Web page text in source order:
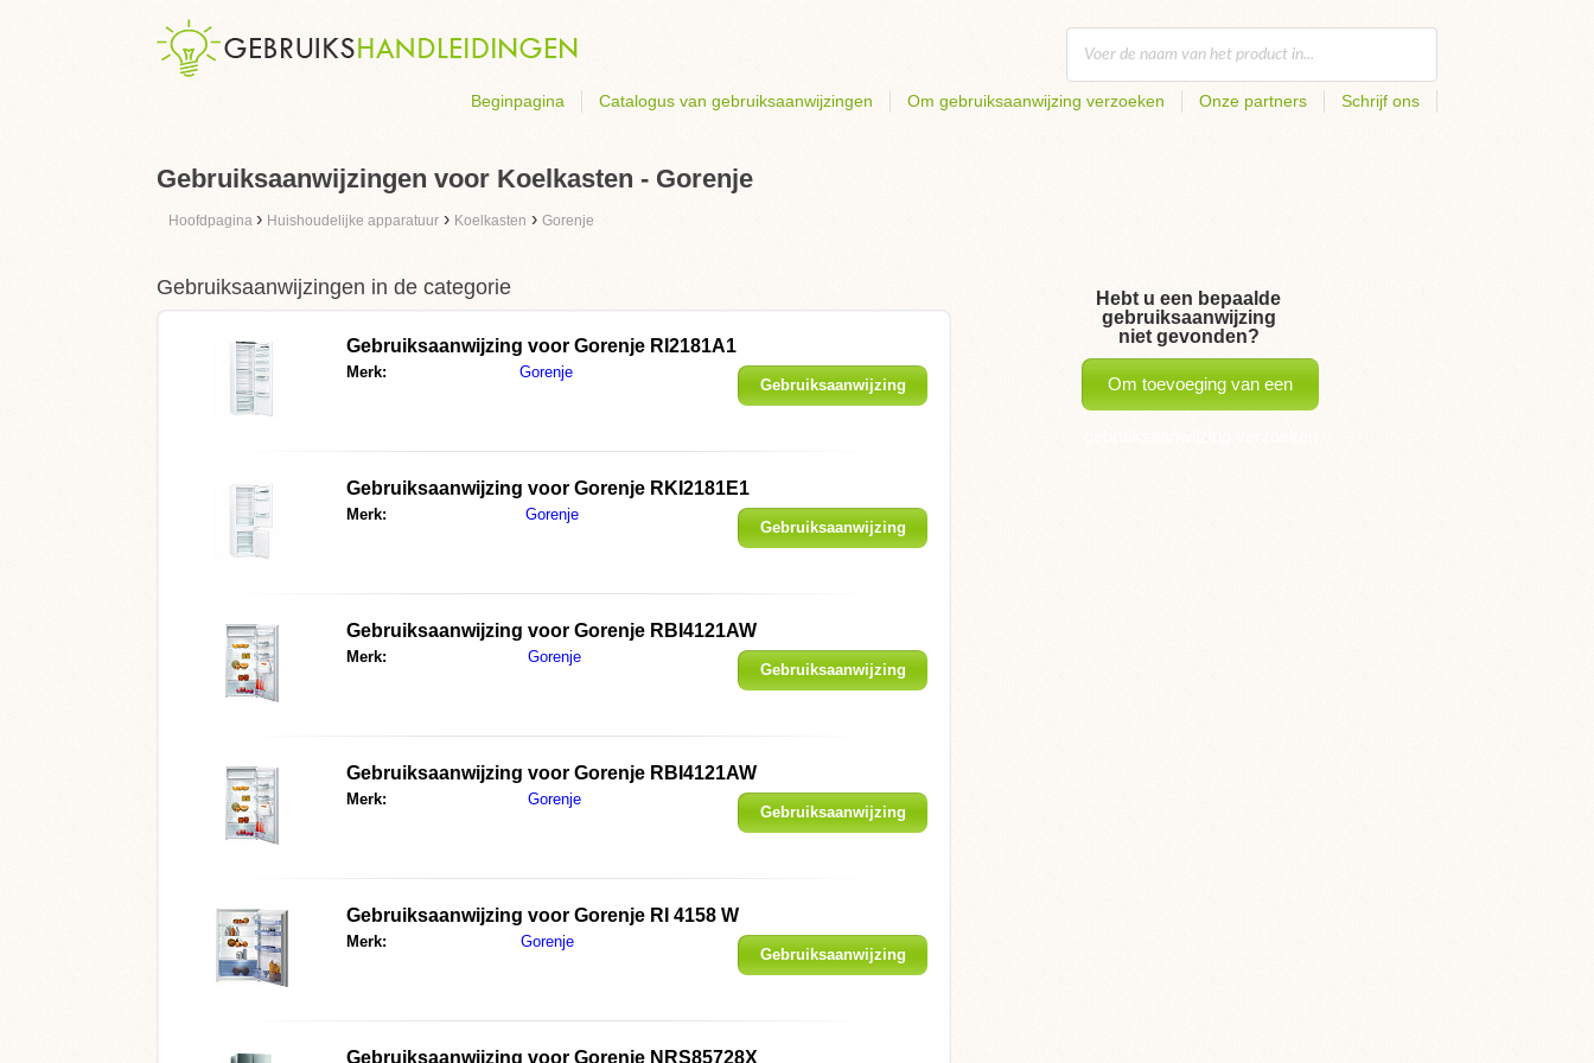
Beginpagina Catalogus van gebruiksaanwijzingen Om gebruiksaanwijzing verzoeken Onze partners Schrijf ons
Gebruiksaanwijzingen voor Koelkasten - Gorenje
Hoofdpagina › Huishoudelijke apparatuur › Koelkasten › Gorenje
Gebruiksaanwijzingen in de categorie
Gebruiksaanwijzing voor Gorenje RI2181A1
Merk: Gorenje
Gebruiksaanwijzing
Gebruiksaanwijzing voor Gorenje RKI2181E1
Merk: Gorenje
Gebruiksaanwijzing
Gebruiksaanwijzing voor Gorenje RBI4121AW
Merk: Gorenje
Gebruiksaanwijzing
Gebruiksaanwijzing voor Gorenje RBI4121AW
Merk: Gorenje
Gebruiksaanwijzing
Gebruiksaanwijzing voor Gorenje RI 4158 W
Merk: Gorenje
Gebruiksaanwijzing
Gebruiksaanwijzing voor Gorenje NRS85728X
Hebt u een bepaalde
gebruiksaanwijzing
niet gevonden?
Om toevoeging van een